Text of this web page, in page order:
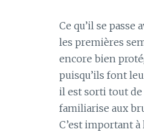
Ce qu’il se
les premières
encore bien
puisqu’ils font
il est sorti tout de
familiarise aux
C’est important